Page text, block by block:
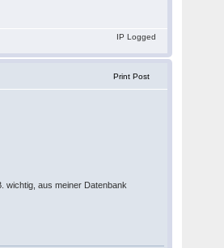
IP Logged
Print Post
wichtig, aus meiner Datenbank